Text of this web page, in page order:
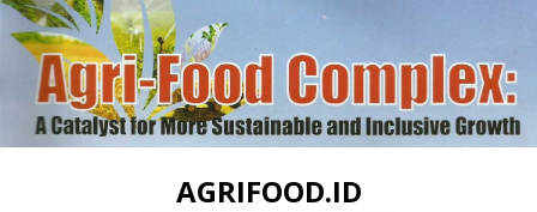
AGRIFOOD.ID